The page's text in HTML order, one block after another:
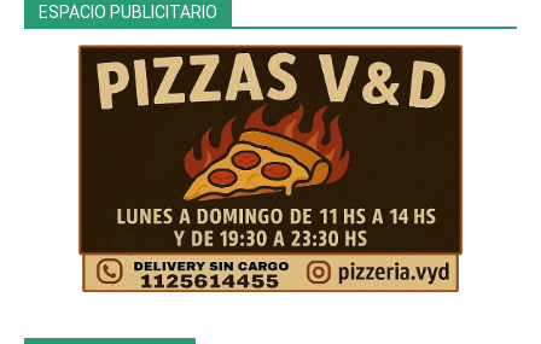
ESPACIO PUBLICITARIO